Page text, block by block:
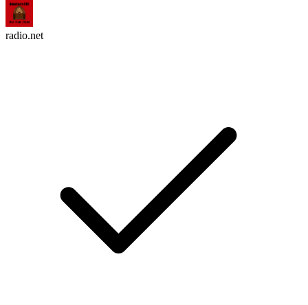
radio.net